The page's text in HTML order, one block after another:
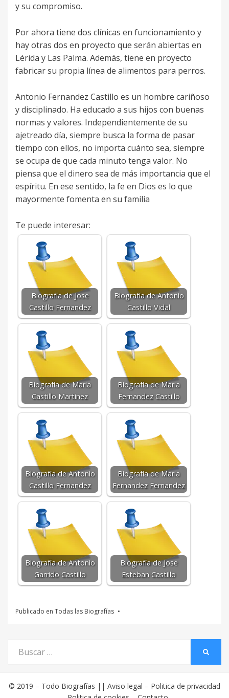
y su compromiso.
Por ahora tiene dos clínicas en funcionamiento y
hay otras dos en proyecto que serán abiertas en
Lérida y Las Palma. Además, tiene en proyecto
fabricar su propia línea de alimentos para perros.
Antonio Fernandez Castillo es un hombre cariñoso
y disciplinado. Ha educado a sus hijos con buenas
normas y valores. Independientemente de su
ajetreado día, siempre busca la forma de pasar
tiempo con ellos, no importa cuánto sea, siempre
se ocupa de que cada minuto tenga valor. No
piensa que el dinero sea de más importancia que el
espíritu. En ese sentido, la fe en Dios es lo que
mayormente fomenta en su familia
Te puede interesar:
Biografía de Jose
Castillo Fernandez
Biografía de Antonio
Castillo Vidal
Biografía de Maria
Castillo Martinez
Biografía de Maria
Fernandez Castillo
Biografía de Antonio
Castillo Fernandez
Biografía de Maria
Fernandez Fernandez
Biografía de Antonio
Garrido Castillo
Biografía de Jose
Esteban Castillo
Publicado en Todas las Biografías
por:
© 2019 – Todo Biografías || Aviso legal – Politica de privacidad